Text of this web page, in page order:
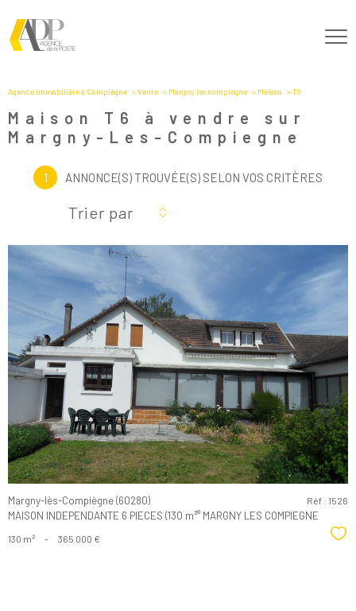
Agence immobilière à Compiègne Vente Margny les compiegne Maison T6
Maison T6 à vendre sur
Margny-Les-Compiegne
1 ANNONCE(S) TROUVÉE(S) SELON VOS CRITÈRES
Trier par
Voir le
bien
Margny-lès-Compiègne (60280)
MAISON INDEPENDANTE 6 PIECES (130 m²° MARGNY LES COMPIEGNE
Réf : 1526
130 m² - 365 000 €